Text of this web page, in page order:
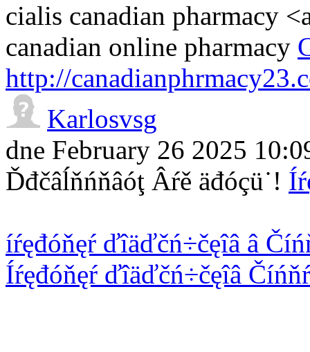
cialis canadian pharmacy
canadian online pharmacy
http://
Karlosvsg
dne February 26 2025
Ďđčâĺňńňâóţ Âŕě äđóçü˙!
íŕęđóňęŕ ďîäďčń÷čęîâ â
Íŕęđóňęŕ ďîäďčń÷čęîâ